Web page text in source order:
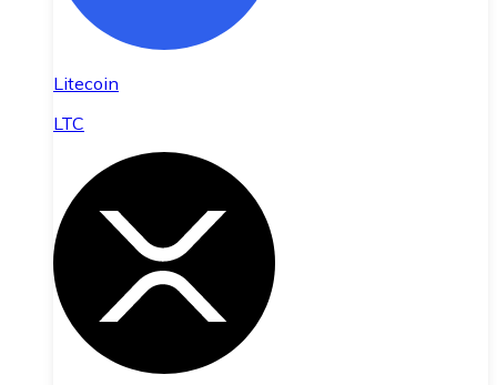
Litecoin
LTC